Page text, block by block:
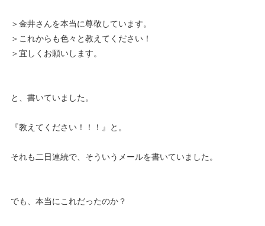
＞金井さんを本当に尊敬しています。
＞これからも色々と教えてください！
＞宜しくお願いします。
と、書いていました。
『教えてください！！！』と。
それも二日連続で、そういうメールを書いていました。
でも、本当にこれだったのか？